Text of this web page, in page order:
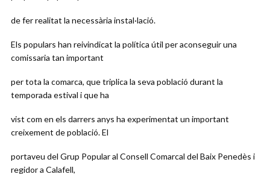
de fer realitat la necessària instal·lació.
Els populars han reivindicat la política útil per aconseguir una
comissaria tan important
per tota la comarca, que triplica la seva població durant la
temporada estival i que ha
vist com en els darrers anys ha experimentat un important
creixement de població. El
portaveu del Grup Popular al Consell Comarcal del Baix Penedès i
regidor a Calafell,